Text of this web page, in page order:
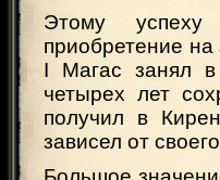
Этому успеху
приобретение
I Магас занял в
четырех лет
получил в
зависел от